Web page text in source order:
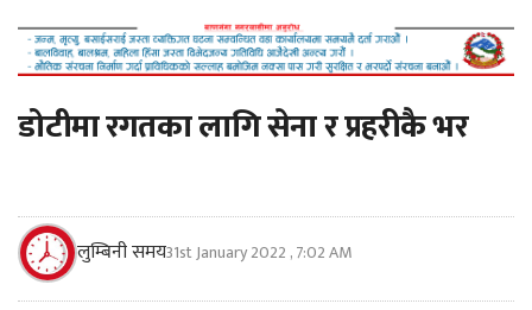
डोटीमा रगतका लागि सेना र प्रहरीकै भर
लुम्बिनी समय31st January 2022 , 7:02 AM